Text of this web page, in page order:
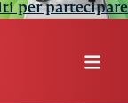
per partecipare